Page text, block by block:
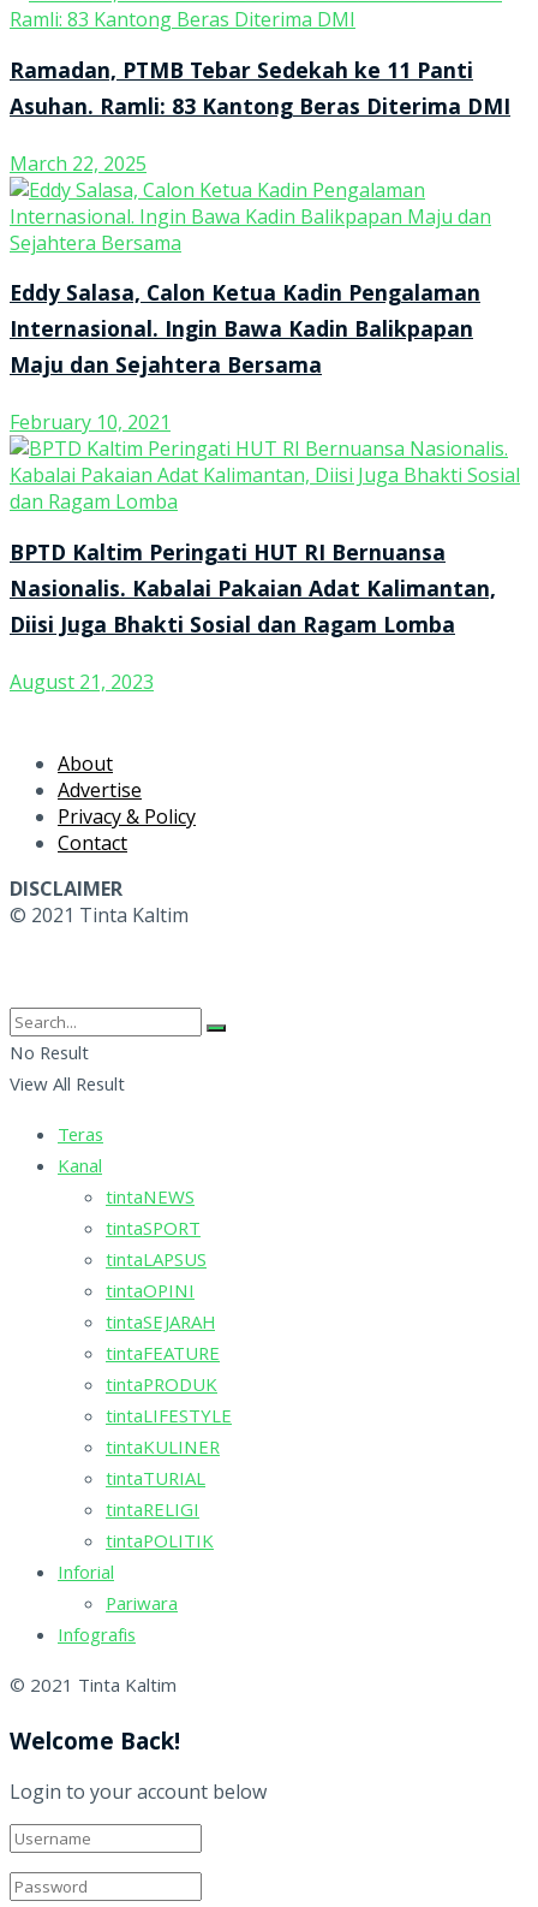
Ramadan, PTMB Tebar Sedekah ke 11 Panti
Asuhan. Ramli: 83 Kantong Beras Diterima DMI
March 22, 2025
Eddy Salasa, Calon Ketua Kadin Pengalaman
Internasional. Ingin Bawa Kadin Balikpapan
Maju dan Sejahtera Bersama
February 10, 2021
BPTD Kaltim Peringati HUT RI Bernuansa
Nasionalis. Kabalai Pakaian Adat Kalimantan,
Diisi Juga Bhakti Sosial dan Ragam Lomba
August 21, 2023
About
Advertise
Privacy & Policy
Contact
DISCLAIMER
© 2021 Tinta Kaltim
No Result
View All Result
Teras
Kanal
tintaNEWS
tintaSPORT
tintaLAPSUS
tintaOPINI
tintaSEJARAH
tintaFEATURE
tintaPRODUK
tintaLIFESTYLE
tintaKULINER
tintaTURIAL
tintaRELIGI
tintaPOLITIK
Inforial
Pariwara
Infografis
© 2021 Tinta Kaltim
Welcome Back!
Login to your account below